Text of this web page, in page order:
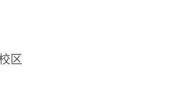
区